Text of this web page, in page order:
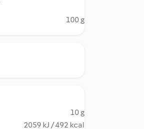
100 g
10 g
2059 kJ / 492 kcal